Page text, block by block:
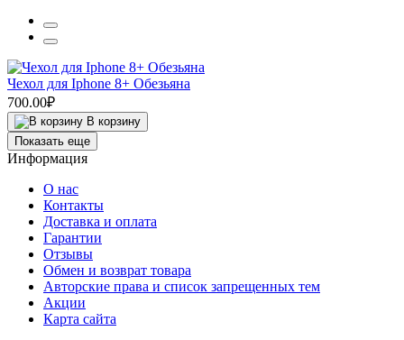
Чехол для Iphone 8+ Обезьяна
700.00₽
В корзину
Показать еще
Информация
О нас
Контакты
Доставка и оплата
Гарантии
Отзывы
Обмен и возврат товара
Авторские права и список запрещенных тем
Акции
Карта сайта